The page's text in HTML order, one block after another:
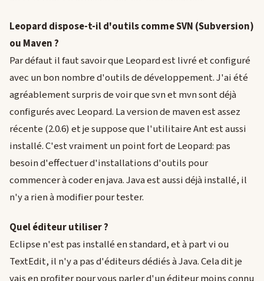
Leopard dispose-t-il d'outils comme SVN (Subversion)
ou Maven ?
Par défaut il faut savoir que Leopard est livré et configuré
avec un bon nombre d'outils de développement. J'ai été
agréablement surpris de voir que svn et mvn sont déjà
configurés avec Leopard. La version de maven est assez
récente (2.0.6) et je suppose que l'utilitaire Ant est aussi
installé. C'est vraiment un point fort de Leopard: pas
besoin d'effectuer d'installations d'outils pour
commencer à coder en java. Java est aussi déjà installé, il
n'y a rien à modifier pour tester.
Quel éditeur utiliser ?
Eclipse n'est pas installé en standard, et à part vi ou
TextEdit, il n'y a pas d'éditeurs dédiés à Java. Cela dit je